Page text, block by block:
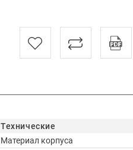
Технические
Материал корпуса